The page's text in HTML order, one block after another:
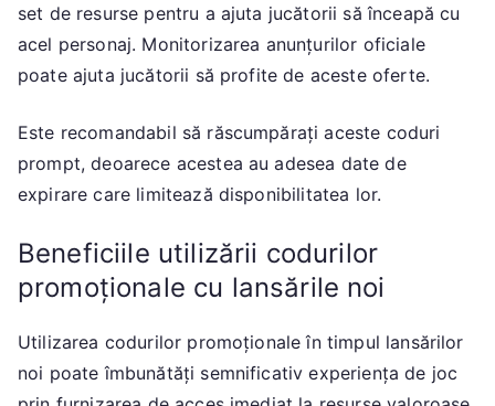
set de resurse pentru a ajuta jucătorii să înceapă cu
acel personaj. Monitorizarea anunțurilor oficiale
poate ajuta jucătorii să profite de aceste oferte.
Este recomandabil să răscumpărați aceste coduri
prompt, deoarece acestea au adesea date de
expirare care limitează disponibilitatea lor.
Beneficiile utilizării codurilor
promoționale cu lansările noi
Utilizarea codurilor promoționale în timpul lansărilor
noi poate îmbunătăți semnificativ experiența de joc